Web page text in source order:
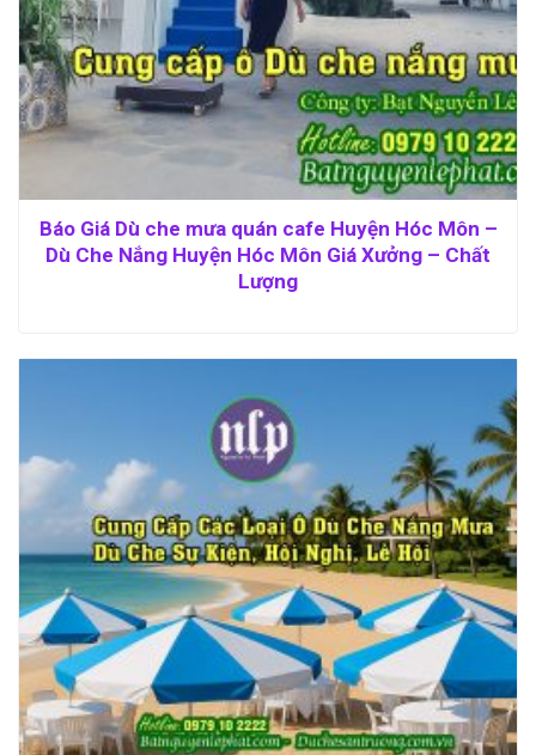
Báo Giá Dù che mưa quán cafe Huyện Hóc Môn –
Dù Che Nắng Huyện Hóc Môn Giá Xưởng – Chất
Lượng